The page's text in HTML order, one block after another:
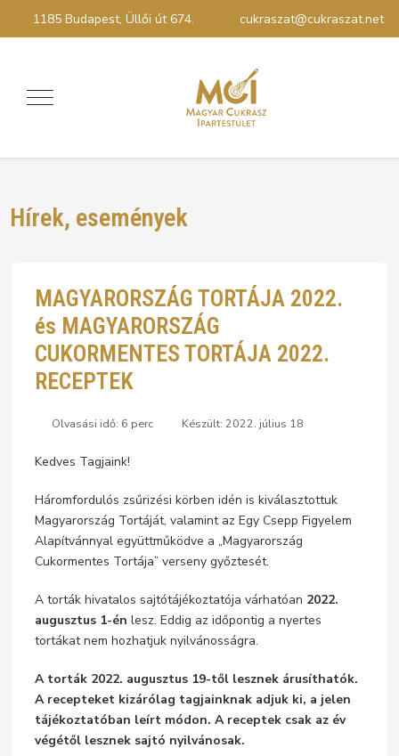
1185 Budapest, Üllői út 674. cukraszat@cukraszat.net
Hírek, események
MAGYARORSZÁG TORTÁJA 2022.
és MAGYARORSZÁG
CUKORMENTES TORTÁJA 2022.
RECEPTEK
Olvasási idő: 6 perc Készült: 2022. július 18
Kedves Tagjaink!
Háromfordulós zsűrizési körben idén is kiválasztottuk
Magyarország Tortáját, valamint az Egy Csepp Figyelem
Alapítvánnyal együttműködve a „Magyarország
Cukormentes Tortája” verseny győztesét.
A torták hivatalos sajtótájékoztatója várhatóan 2022.
augusztus 1-énlesz. Eddig az időpontig a nyertes
tortákat nem hozhatjuk nyilvánosságra.
A torták 2022. augusztus 19-től lesznek árusíthatók.
A recepteket kizárólag tagjainknak adjuk ki, a jelen
tájékoztatóban leírt módon. A receptek csak az év
végétől lesznek sajtó nyilvánosak.